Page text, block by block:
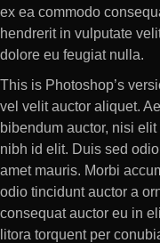
ex ea commodo
hendrerit in vulputate
dolore eu feugiat nulla.
This is Photoshop’s
vel velit auctor aliquet.
bibendum auctor, nisi
nibh id elit. Duis sed
amet mauris. Morbi
odio tincidunt auctor a
consequat auctor eu in
litora torquent per